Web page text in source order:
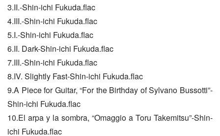
3.II.-Shin-ichi Fukuda.flac
4.III.-Shin-ichi Fukuda.flac
5.I.-Shin-ichi Fukuda.flac
6.II. Dark-Shin-ichi Fukuda.flac
7.III.-Shin-ichi Fukuda.flac
8.IV. Slightly Fast-Shin-ichi Fukuda.flac
9.A Piece for Guitar, “For the Birthday of Sylvano Bussotti”-
Shin-ichi Fukuda.flac
10.El arpa y la sombra, “Omaggio a Toru Takemitsu”-Shin-
ichi Fukuda.flac